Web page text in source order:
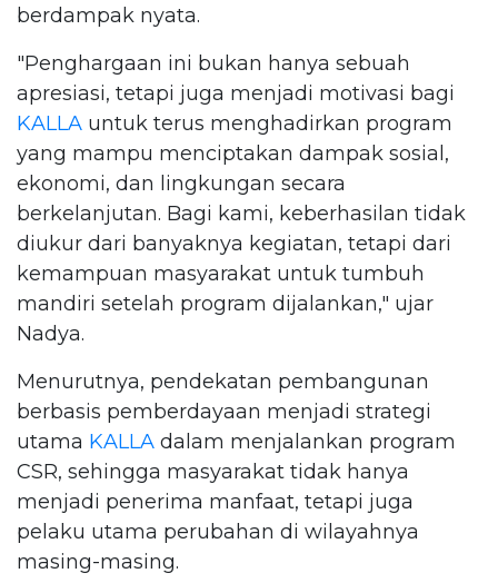
berdampak nyata.
"Penghargaan ini bukan hanya sebuah
apresiasi, tetapi juga menjadi motivasi bagi
KALLA untuk terus menghadirkan program
yang mampu menciptakan dampak sosial,
ekonomi, dan lingkungan secara
berkelanjutan. Bagi kami, keberhasilan tidak
diukur dari banyaknya kegiatan, tetapi dari
kemampuan masyarakat untuk tumbuh
mandiri setelah program dijalankan," ujar
Nadya.
Menurutnya, pendekatan pembangunan
berbasis pemberdayaan menjadi strategi
utama KALLA dalam menjalankan program
CSR, sehingga masyarakat tidak hanya
menjadi penerima manfaat, tetapi juga
pelaku utama perubahan di wilayahnya
masing-masing.